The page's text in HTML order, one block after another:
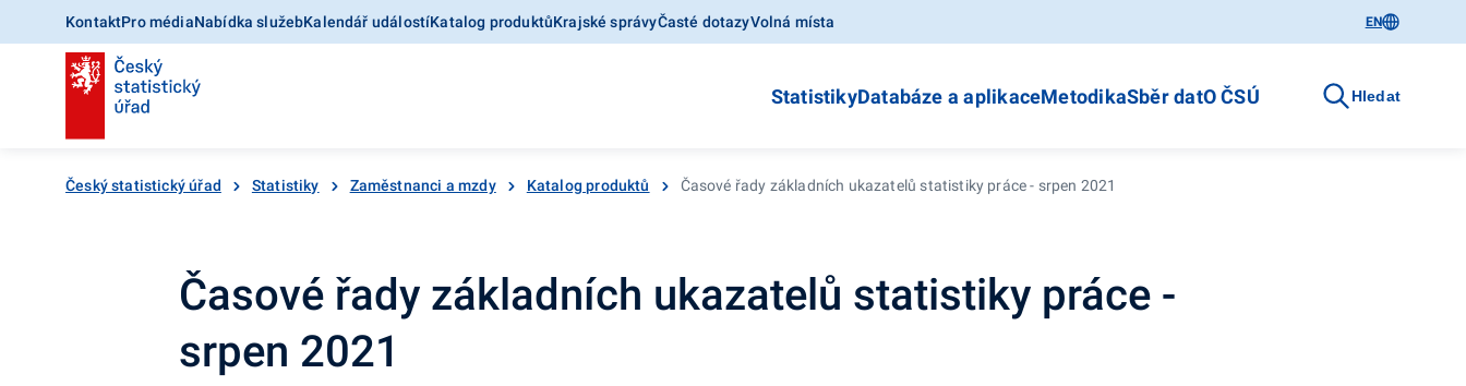
KontaktPro médiaNabídka služebKalendář událostíKatalog produktůKrajské správyČasté dotazyVolná místa EN
StatistikyDatabáze a aplikaceMetodikaSběr datO ČSÚ Hledat
Český statistický úřad Statistiky Zaměstnanci a mzdy Katalog produktů Časové řady základních ukazatelů statistiky práce - srpen 2021
Časové řady základních ukazatelů statistiky práce -
srpen 2021